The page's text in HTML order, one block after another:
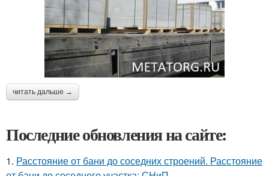
читать дальше →
Последние обновления на сайте:
1. Расстояние от бани до соседних строений. Расстояние